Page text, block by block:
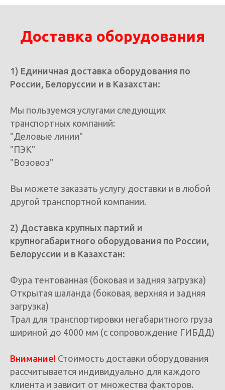
Доставка оборудования
1) Единичная доставка оборудования по
России, Белоруссии и в Казахстан:
Мы пользуемся услугами следующих
транспортных компаний:
"Деловые линии"
"ПЭК"
"Возовоз"
Вы можете заказать услугу доставки и в любой
другой транспортной компании.
2) Доставка крупных партий и
крупногабаритного оборудования по России,
Белоруссии и в Казахстан:
Фура тентованная (боковая и задняя загрузка)
Открытая шаланда (боковая, верхняя и задняя
загрузка)
Трал для транспортировки негабаритного груза
шириной до 4000 мм (с сопровождение ГИБДД)
Внимание! Стоимость доставки оборудования
рассчитывается индивидуально для каждого
клиента и зависит от множества факторов.